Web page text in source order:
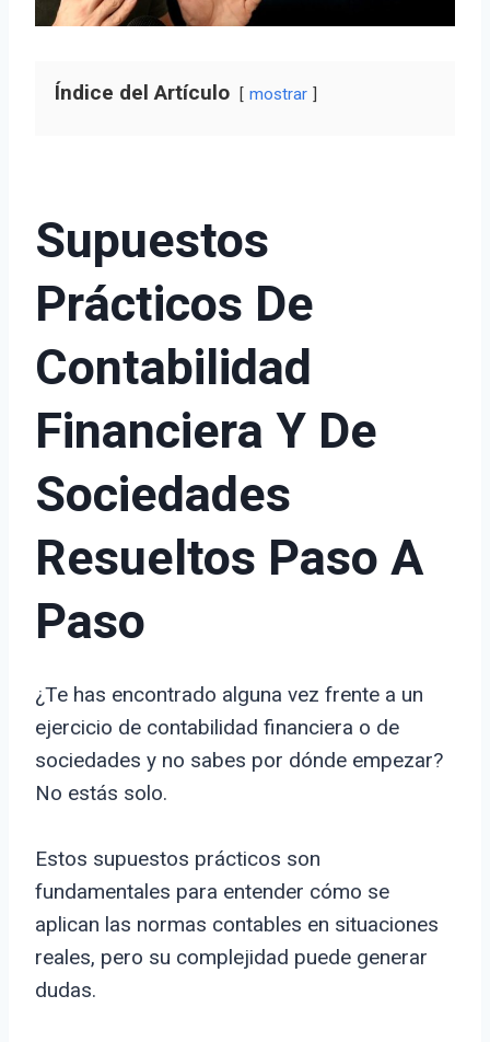
Índice del Artículo mostrar
Supuestos
Prácticos De
Contabilidad
Financiera Y De
Sociedades
Resueltos Paso A
Paso
¿Te has encontrado alguna vez frente a un
ejercicio de contabilidad financiera o de
sociedades y no sabes por dónde empezar?
No estás solo.
Estos supuestos prácticos son
fundamentales para entender cómo se
aplican las normas contables en situaciones
reales, pero su complejidad puede generar
dudas.